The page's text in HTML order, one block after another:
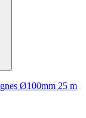
Ø100mm 25 m